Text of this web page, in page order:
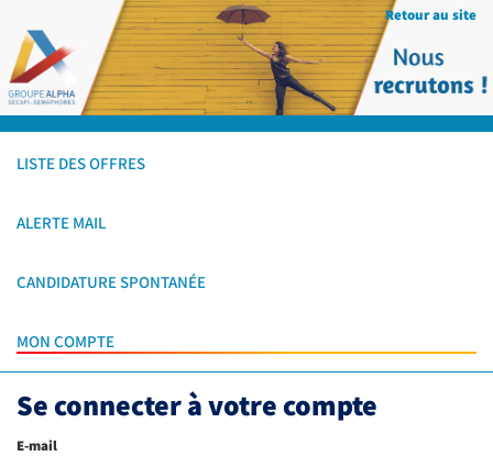
Retour au site
LISTE DES OFFRES
ALERTE MAIL
CANDIDATURE SPONTANÉE
MON COMPTE
Se connecter à votre compte
E-mail